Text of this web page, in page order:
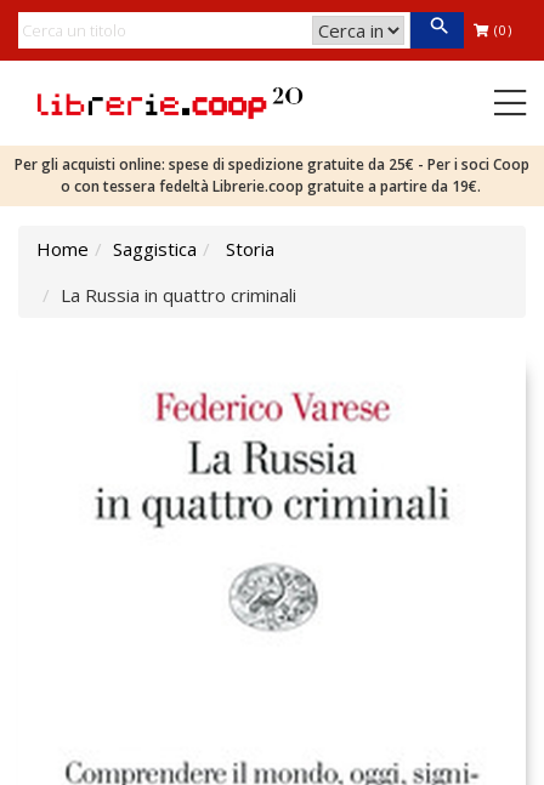
(0)
Per gli acquisti online: spese di spedizione gratuite da 25€ - Per i soci Coop
o con tessera fedeltà Librerie.coop gratuite a partire da 19€.
Home Saggistica
Storia
La Russia in quattro criminali